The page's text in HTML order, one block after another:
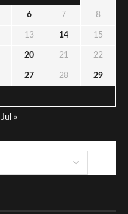
6 7 8
13 14 15
20 21 22
27 28 29
Jul »